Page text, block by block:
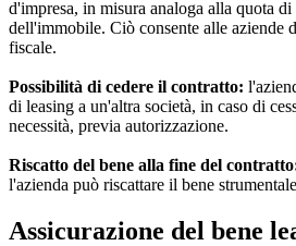
d'impresa, in misura analoga alla quota
dell'immobile. Ciò consente alle aziende
fiscale.
Possibilità di cedere il contratto:
di leasing a un'altra società, in caso di
necessità, previa autorizzazione.
Riscatto del bene alla fine del
l'azienda può riscattare il bene
Assicurazione del bene